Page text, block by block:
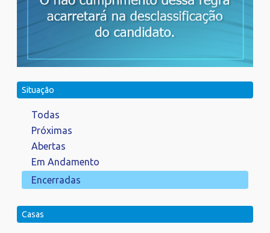
Situação
Todas
Próximas
Abertas
Em Andamento
Encerradas
Casas